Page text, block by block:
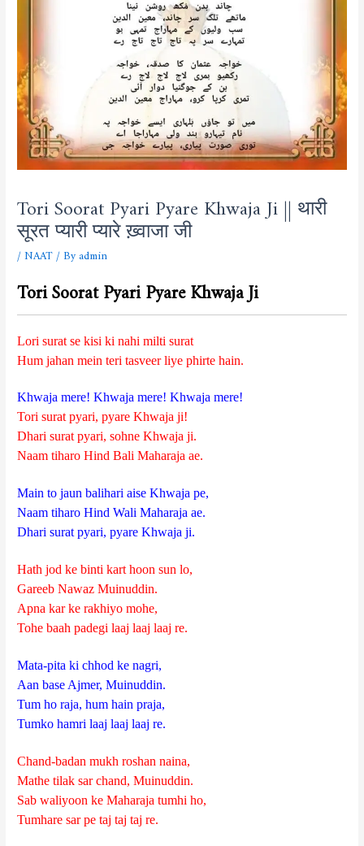
Tori Soorat Pyari Pyare Khwaja Ji || थारी
सूरत प्यारी प्यारे ख़्वाजा जी
/NAAT/ Byadmin
Tori Soorat Pyari Pyare Khwaja Ji
Lori surat se kisi ki nahi milti surat
Hum jahan mein teri tasveer liye phirte hain.
Khwaja mere! Khwaja mere! Khwaja mere!
Tori surat pyari, pyare Khwaja ji!
Dhari surat pyari, sohne Khwaja ji.
Naam tiharo Hind Bali Maharaja ae.
Main to jaun balihari aise Khwaja pe,
Naam tiharo Hind Wali Maharaja ae.
Dhari surat pyari, pyare Khwaja ji.
Hath jod ke binti kart hoon sun lo,
Gareeb Nawaz Muinuddin.
Apna kar ke rakhiyo mohe,
Tohe baah padegi laaj laaj laaj re.
Mata-pita ki chhod ke nagri,
Aan base Ajmer, Muinuddin.
Tum ho raja, hum hain praja,
Tumko hamri laaj laaj laaj re.
Chand-badan mukh roshan naina,
Mathe tilak sar chand, Muinuddin.
Sab waliyoon ke Maharaja tumhi ho,
Tumhare sar pe taj taj taj re.